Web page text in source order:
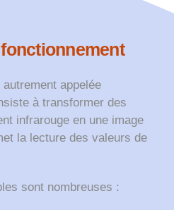
autrement appelée
à transformer des
infrarouge en une image
la lecture des valeurs de
sont nombreuses :